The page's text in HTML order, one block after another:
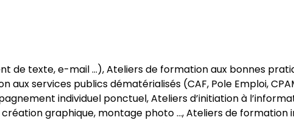
de texte, e-mail …), Ateliers de formation aux bonnes
services publics dématérialisés (CAF, Pole Emploi,
individuel ponctuel, Ateliers d’initiation à
graphique, montage photo …, Ateliers de formation